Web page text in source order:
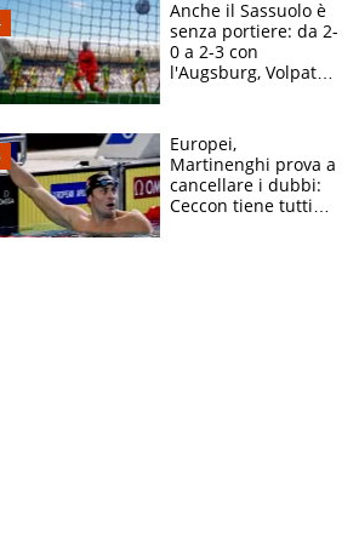
Anche il Sassuolo è
senza portiere: da 2-
0 a 2-3 con
l'Augsburg, Volpato
Europei,
Martinenghi prova a
cancellare i dubbi:
Ceccon tiene tutti